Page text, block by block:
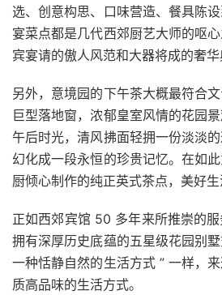
选、创意构思、口味营造、餐具陈
宴菜点都是几代西郊厨艺大师的呕
宾宴请的傲人风范和大器将成的奢华
另外，意境园的下午茶大概最符合
巨型落地窗，浓郁皇室风情的花园
午后时光，清风拂面轻拥一份淡淡
幻化成一段永恒的珍贵记忆。在如
厨倾心制作的纯正英式茶点，美好生
正如西郊宾馆 50 多年来所推崇的
拥有深厚历史底蕴的五星级花园别
一种恬静自然的生活方式 ” 一样，
质高品味的生活方式。